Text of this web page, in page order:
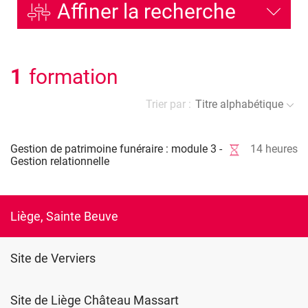
Affiner la recherche
Trier par : Titre alphabétique
1 formation
Gestion de patrimoine funéraire : module 3 -
Gestion relationnelle
14 heures
Liège, Sainte Beuve
Site de Verviers
Site de Liège Château Massart